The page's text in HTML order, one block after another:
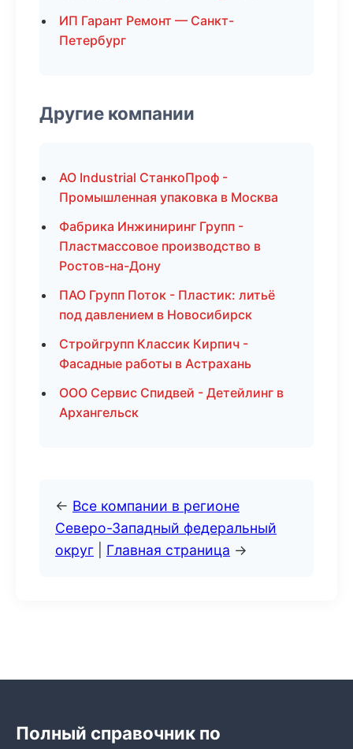
ИП Гарант Ремонт — Санкт-
Петербург
Другие компании
АО Industrial СтанкоПроф -
Промышленная упаковка в Москва
Фабрика Инжиниринг Групп -
Пластмассовое производство в
Ростов-на-Дону
ПАО Групп Поток - Пластик: литьё
под давлением в Новосибирск
Стройгрупп Классик Кирпич -
Фасадные работы в Астрахань
ООО Сервис Спидвей - Детейлинг в
Архангельск
← Все компании в регионе
Северо-Западный федеральный
округ
Главная страница →
Полный справочник по